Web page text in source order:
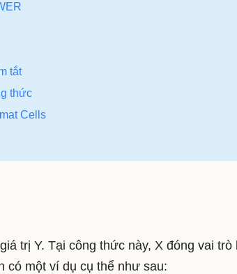
tắt
thức
Cells
trị Y. Tại công thức này, X đóng vai trò
có một ví dụ cụ thể như sau: